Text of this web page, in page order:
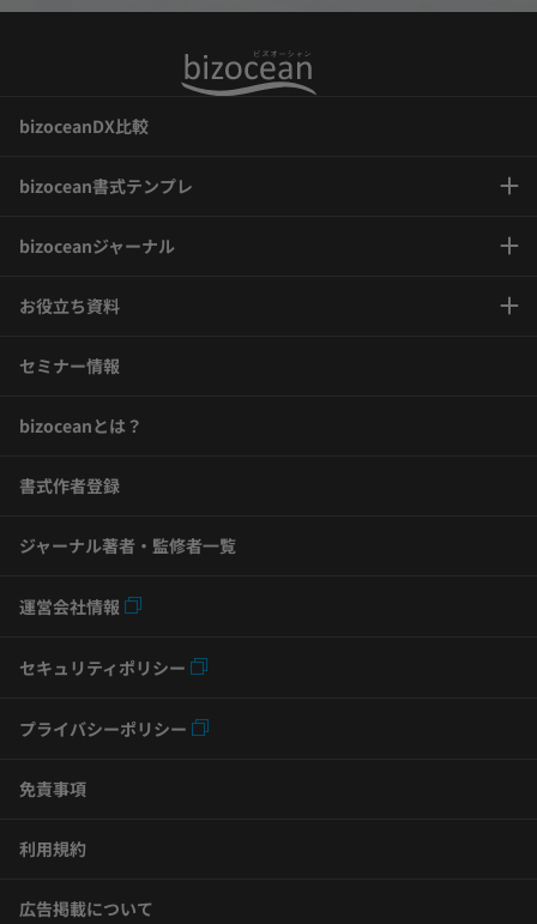
bizoceanDX比較
bizocean書式テンプレ
bizoceanジャーナル
お役立ち資料
セミナー情報
bizoceanとは？
書式作者登録
ジャーナル著者・監修者一覧
運営会社情報
セキュリティポリシー
プライバシーポリシー
免責事項
利用規約
広告掲載について